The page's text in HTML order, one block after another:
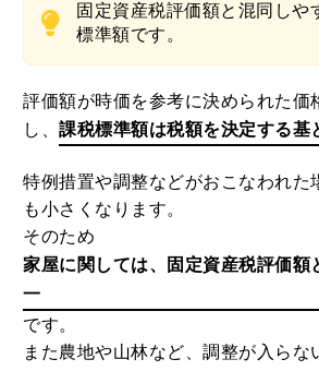
課税標準額との違い
固定資産税評価額と混同しや
標準額です。
評価額が時価を参考に決められた価
し、課税標準額は税額を決定する基
特例措置や調整などがおこなわれた
も小さくなります。
そのため
家屋に関しては、固定資産税評価額